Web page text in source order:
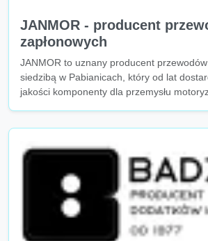
JANMOR - producent
zapłonowych
JANMOR to uznany producent
siedzibą w Pabianicach, który od lat
jakości komponenty dla przemysłu